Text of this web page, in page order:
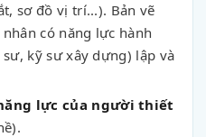
sơ đồ vị trí...). Bản vẽ
có năng lực hành
kỹ sư xây dựng) lập và
lực của người thiết